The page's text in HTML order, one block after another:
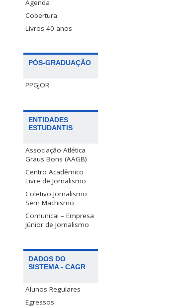
Agenda
Cobertura
Livros 40 anos
PÓS-GRADUAÇÃO
PPGJOR
ENTIDADES
ESTUDANTIS
Associação Atlética
Graus Bons (AAGB)
Centro Acadêmico
Livre de Jornalismo
Coletivo Jornalismo
Sem Machismo
Comunica! – Empresa
Júnior de Jornalismo
DADOS DO
SISTEMA - CAGR
Alunos Regulares
Egressos